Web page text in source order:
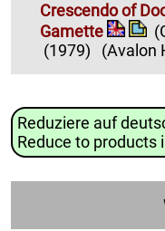
Crescendo of
Gamette
(1979)
(Avalon
Reduziere auf
Reduce to products